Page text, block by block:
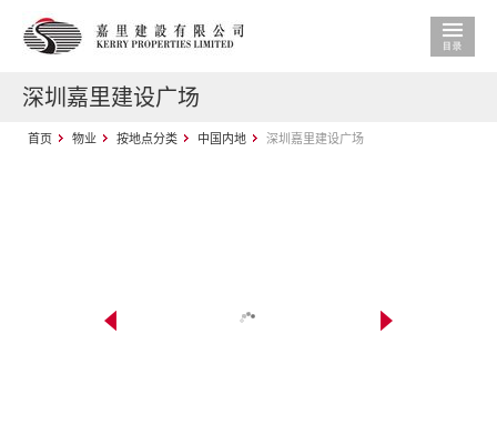
深圳嘉里建设广场
首页 物业 按地点分类 中国内地 深圳嘉里建设广场